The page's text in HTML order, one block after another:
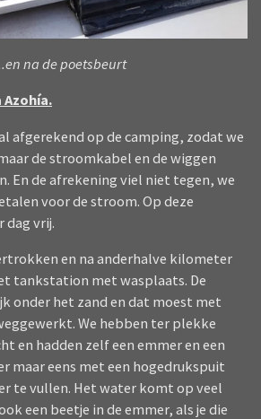
na de poetsbeurt
Azohía.
afgerekend op de camping, zodat we
de stroomkabel en de wiggen
En de afrekening viel niet tegen, we
voor de stroom. Op deze
dag vrij.
en na anderhalve kilometer
tankstation met wasplaats. De
onder het zand en dat moest met
We hebben ter plekke
en hadden zelf een emmer en een
maar eens met een hogedrukspuit
te vullen. Het water komt op veel
een beetje in de emmer, als je die